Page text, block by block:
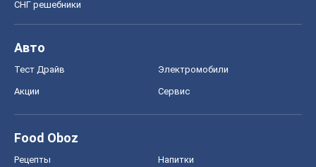
СНГ решебники
Авто
Тест Драйв Электромобили
Акции Сервис
Food Oboz
Рецепты Напитки